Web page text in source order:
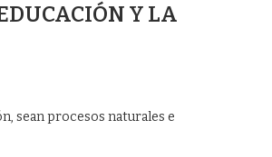
Y LA
sean procesos naturales e